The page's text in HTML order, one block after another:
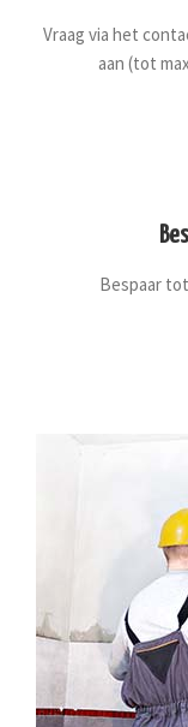
Vraag via het
aan (tot
Bespaar